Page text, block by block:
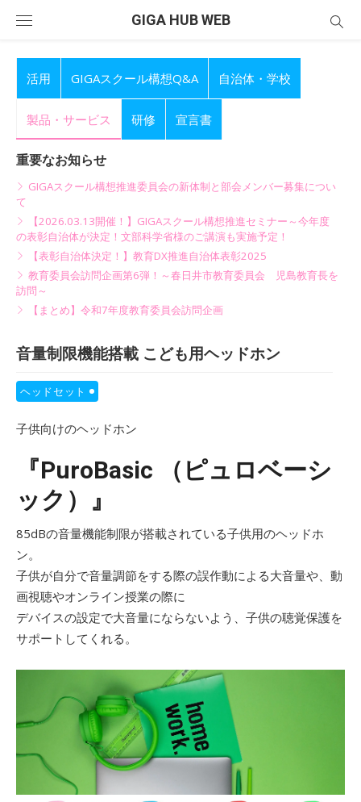
GIGA HUB WEB
活用 GIGAスクール構想Q&A 自治体・学校
製品・サービス 研修 宣言書
重要なお知らせ
GIGAスクール構想推進委員会の新体制と部会メンバー募集につい
て
【2026.03.13開催！】GIGAスクール構想推進セミナー～今年度
の表彰自治体が決定！文部科学省様のご講演も実施予定！
【表彰自治体決定！】教育DX推進自治体表彰2025
教育委員会訪問企画第6弾！～春日井市教育委員会 児島教育長を
訪問～
【まとめ】令和7年度教育委員会訪問企画
音量制限機能搭載 こども用ヘッドホン
ヘッドセット
子供向けのヘッドホン
『PuroBasic （ピュロベーシ
ック）』
85dBの音量機能制限が搭載されている子供用のヘッドホ
ン。
子供が自分で音量調節をする際の誤作動による大音量や、動
画視聴やオンライン授業の際に
デバイスの設定で大音量にならないよう、子供の聴覚保護を
サポートしてくれる。